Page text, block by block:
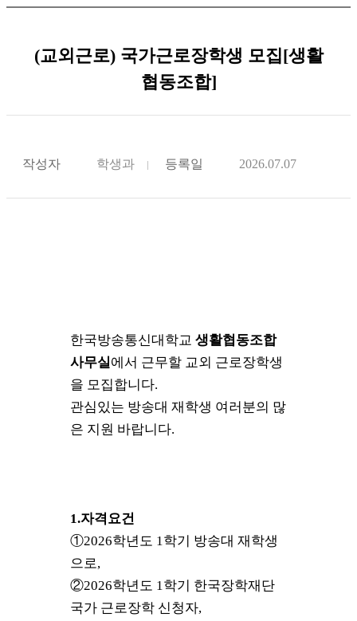
(교외근로) 국가근로장학생 모집[생활
협동조합]
작성자 학생과 등록일 2026.07.07
한국방송통신대학교 생활협동조합
사무실 에서 근무할 교외 근로장학생
을 모집합니다.
관심있는 방송대 재학생 여러분의 많
은 지원 바랍니다.
1.자격요건
①2026학년도 1 학기 방송대 재학생
으로,
②2026학년도 1 학기 한국장학재단
국가 근로장학 신청자,